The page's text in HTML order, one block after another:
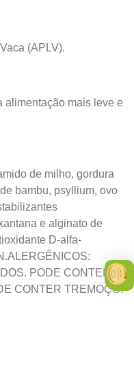
(APLV).
alimentação mais leve e
de milho, gordura
bambu, psyllium, ovo
e alginato de
D-alfa-
ALERGÊNICOS:
PODE CONTER
CONTER TREMOÇO.